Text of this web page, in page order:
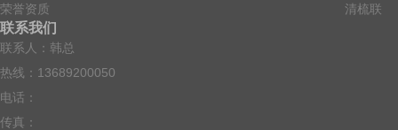
荣誉资质
清梳联
联系我们
联系人：韩总
热线：13689200050
电话：
传真：